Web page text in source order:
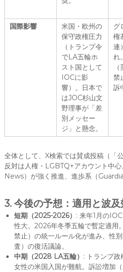
国際影響
米国・欧州の
保守政権圧力
（トランプ令
でLA五輪ホ
スト国として
IOCに影
響）。日本で
はJOC杉山文
野理事が「差
別メッセー
ジ」と懸念。
グ
権
連
れ
禁
訴
全体として、X検索では賛成投稿（「
反対は人権・LGBTQ+アカウント中
News）が強く推進、進歩系（
3. 今後の予想：適用と波
短期（2025-2026） : 来年1月の
性大。2026年冬季五輪で暫定適用
禁止）の統一ルール化が進み、性
査）の復活議論。
中期（2028 LA五輪） : トランプ
女性の米国入国が難航。訴訟増加